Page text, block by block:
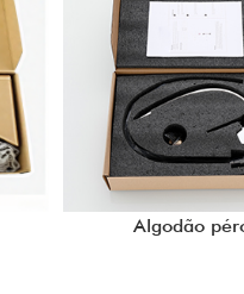
Algodão